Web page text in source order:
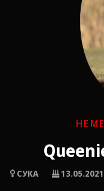
СУКА 13.05.2021